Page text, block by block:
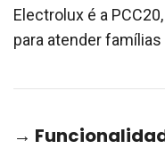
Electrolux é a
para atender
→